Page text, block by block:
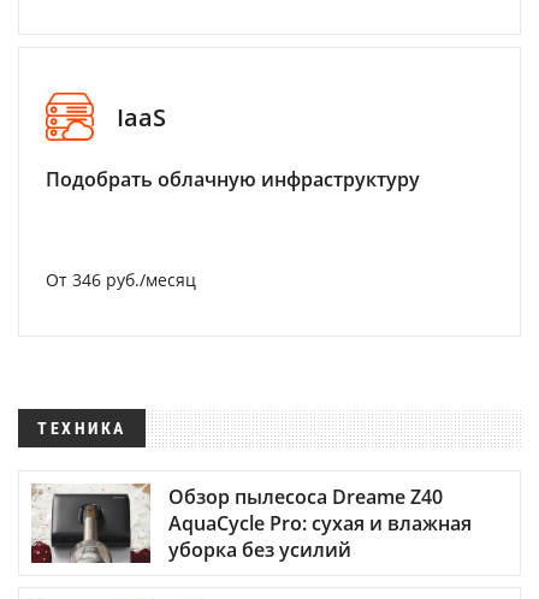
IaaS
Подобрать облачную инфраструктуру
От 346 руб./месяц
ТЕХНИКА
Обзор пылесоса Dreame Z40
AquaCycle Pro: сухая и влажная
уборка без усилий